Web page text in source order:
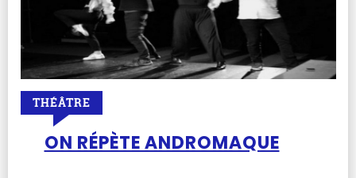
ON RÉPÈTE ANDROMAQUE
THÉÂTRE